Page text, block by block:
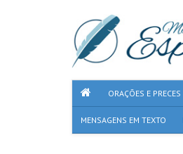
ORAÇÕES E PRECES
MENSAGENS EM TEXTO